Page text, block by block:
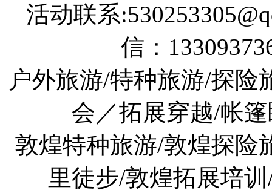
活动联系
信：
户外旅游/特种旅游/探险
会／拓展穿越/帐
敦煌特种旅游/敦煌探险
里徒步/敦煌拓展培